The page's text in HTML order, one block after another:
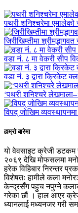
पथरी शनिश्चरेमा
जिरीखिम्तीमा
वडा नं. ८ मा वेकरी सीप
वडा नं. ३ द्वारा क्रिकेट
‘पथरी शनिश्चरे
विपद् जोखिम
हाम्रो बारेमा
यो वेवसाइट क्रेजी डटकम
२०६९ देखि मोफसलमा
हरेक विहिबार निरन्तर
विशेषतः हामीले कला
केन्द्रसँग पहुच नपुग्ने
गरेका छौं । हाल आएर
ध्यानलाई मध्यनजर गरी